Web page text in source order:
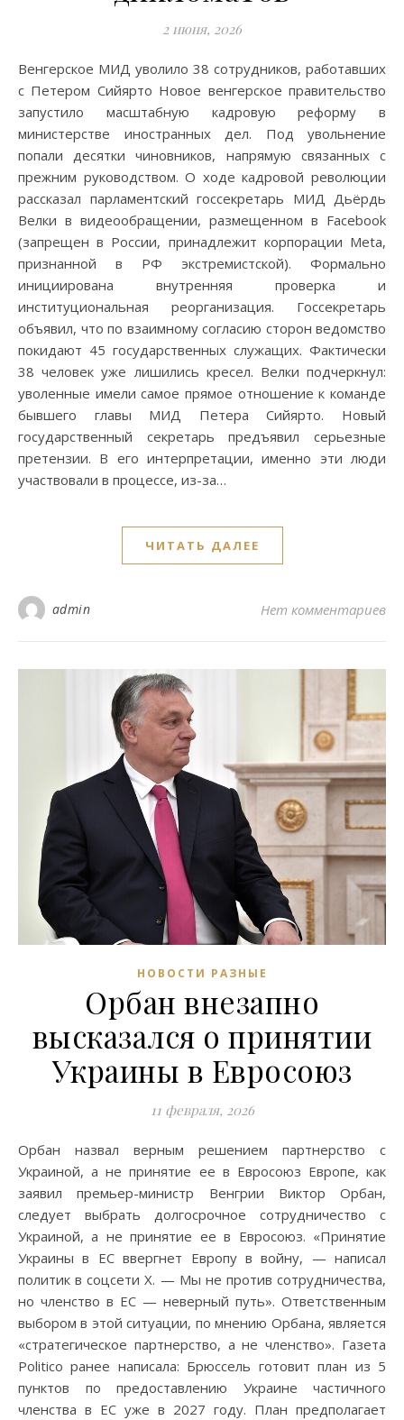
2 июня, 2026
Венгерское МИД уволило 38 сотрудников, работавших
с Петером Сийярто Новое венгерское правительство
запустило масштабную кадровую реформу в
министерстве иностранных дел. Под увольнение
попали десятки чиновников, напрямую связанных с
прежним руководством. О ходе кадровой революции
рассказал парламентский госсекретарь МИД Дьёрдь
Велки в видеообращении, размещенном в Facebook
(запрещен в России, принадлежит корпорации Meta,
признанной в РФ экстремистской). Формально
инициирована внутренняя проверка и
институциональная реорганизация. Госсекретарь
объявил, что по взаимному согласию сторон ведомство
покидают 45 государственных служащих. Фактически
38 человек уже лишились кресел. Велки подчеркнул:
уволенные имели самое прямое отношение к команде
бывшего главы МИД Петера Сийярто. Новый
государственный секретарь предъявил серьезные
претензии. В его интерпретации, именно эти люди
участвовали в процессе, из-за…
ЧИТАТЬ ДАЛЕЕ
admin Нет комментариев
НОВОСТИ РАЗНЫЕ
Орбан внезапно
высказался о принятии
Украины в Евросоюз
11 февраля, 2026
Орбан назвал верным решением партнерство с
Украиной, а не принятие ее в Евросоюз Европе, как
заявил премьер-министр Венгрии Виктор Орбан,
следует выбрать долгосрочное сотрудничество с
Украиной, а не принятие ее в Евросоюз. «Принятие
Украины в ЕС ввергнет Европу в войну, — написал
политик в соцсети X. — Мы не против сотрудничества,
но членство в ЕС — неверный путь». Ответственным
выбором в этой ситуации, по мнению Орбана, является
«стратегическое партнерство, а не членство». Газета
Politico ранее написала: Брюссель готовит план из 5
пунктов по предоставлению Украине частичного
членства в ЕС уже в 2027 году. План предполагает